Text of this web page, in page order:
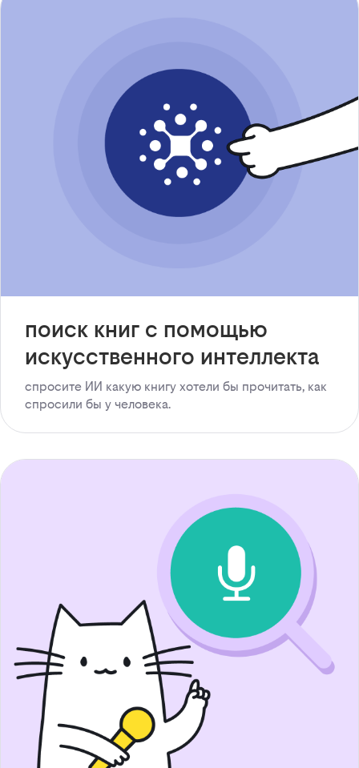
поиск книг с помощью
искусственного интеллекта
спросите ИИ какую книгу хотели бы прочитать, как
спросили бы у человека.